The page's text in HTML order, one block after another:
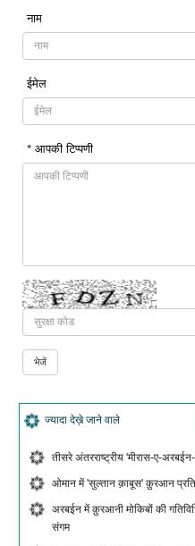
नाम
ईमेल
* आपकी टिप्पणी
ज्यादा देख़े जाने वाले
तीसरे अंतरराष्ट्रीय 'मीरास-ए-
ओमान में 'सुल्तान क़ाबूस' क़ुरआन
अरबईन में क़ुरआनी मोकिबों की
संगम